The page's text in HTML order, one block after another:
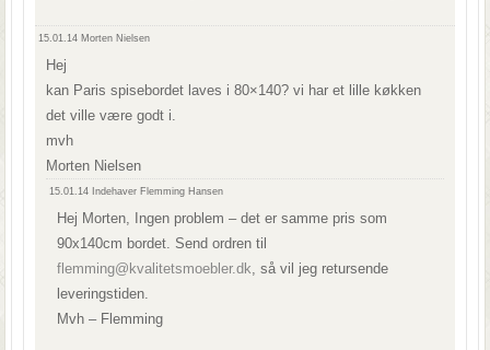
15.01.14 Morten Nielsen
Hej
kan Paris spisebordet laves i 80×140? vi har et lille køkken
det ville være godt i.
mvh
Morten Nielsen
15.01.14 Indehaver Flemming Hansen
Hej Morten, Ingen problem – det er samme pris som
90x140cm bordet. Send ordren til
flemming@kvalitetsmoebler.dk, så vil jeg retursende
leveringstiden.
Mvh – Flemming